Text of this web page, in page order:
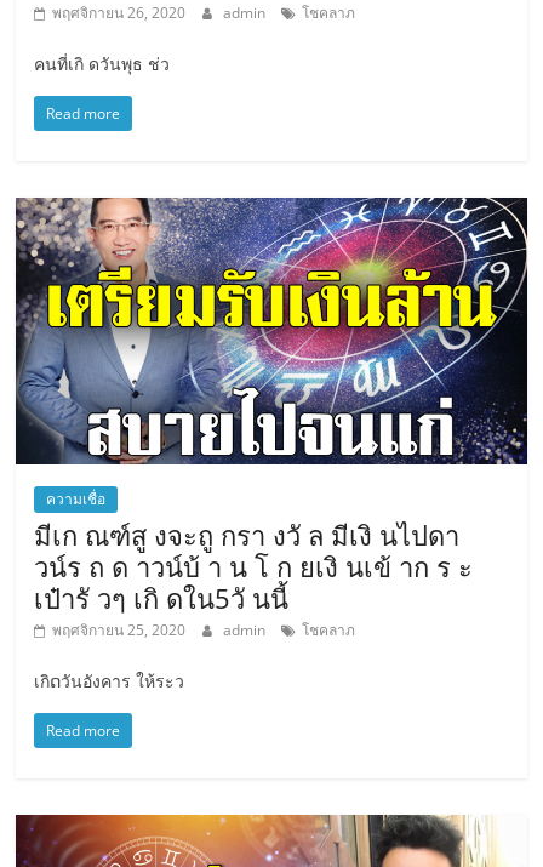
พฤศจิกายน 26, 2020 admin โชคลาภ
คนที่เกิ ดวันพุธ ช่ว
Read more
ความเชื่อ
มีเก ณฑ์สู งจะถู กรา งวั ล มีเงิ นไปดา
วน์ร ถ ด าวน์บ้ า น โ ก ยเงิ นเข้ าก ร ะ
เป๋ารั วๆ เกิ ดใน5วั นนี้
พฤศจิกายน 25, 2020 admin โชคลาภ
เกิດวันอังคาร ให้ระว
Read more